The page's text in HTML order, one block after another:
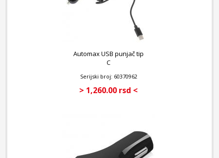
Automax USB punjač tip
C
Serijski broj: 60370962
> 1,260.00 rsd <